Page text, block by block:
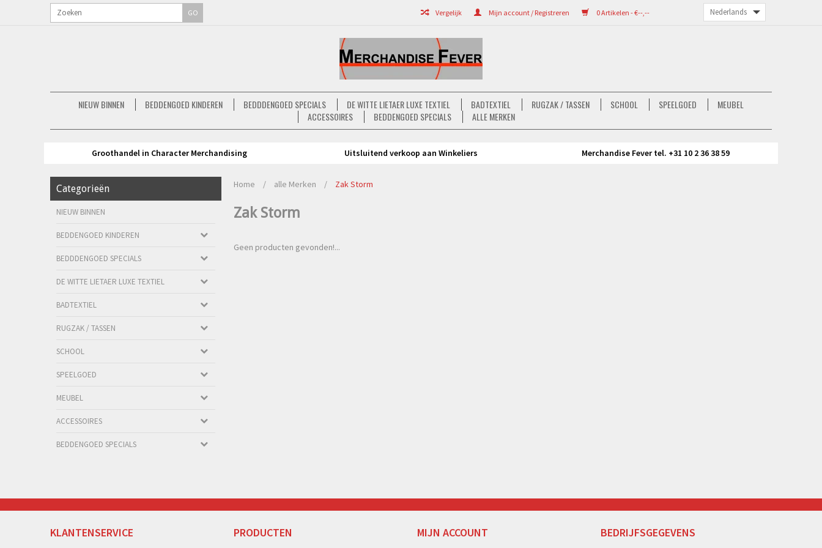
0 Artikelen - €--,--
Mijn account / Registreren
Vergelijk
GO
NIEUW BINNEN BEDDENGOED KINDEREN BEDDDENGOED SPECIALS DE WITTE LIETAER LUXE TEXTIEL BADTEXTIEL RUGZAK / TASSEN SCHOOL SPEELGOED
MEUBEL
ACCESSOIRES
BEDDENGOED SPECIALS ALLE MERKEN
Groothandel in Character Merchandising Uitsluitend verkoop aan Winkeliers Merchandise Fever tel. +31 10 2 36 38 59
Categorieën
NIEUW BINNEN
BEDDENGOED KINDEREN
BEDDDENGOED SPECIALS
DE WITTE LIETAER LUXE TEXTIEL
BADTEXTIEL
RUGZAK / TASSEN
SCHOOL
SPEELGOED
MEUBEL
ACCESSOIRES
BEDDENGOED SPECIALS
Home / alle Merken / Zak Storm
Zak Storm
Geen producten gevonden!...
KLANTENSERVICE PRODUCTEN MIJN ACCOUNT BEDRIJFSGEGEVENS